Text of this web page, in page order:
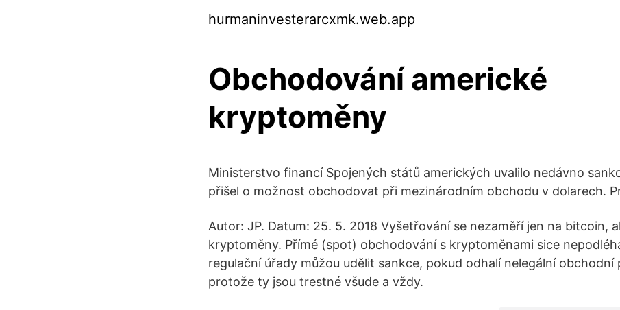
hurmaninvesterarcxmk.web.app
Obchodování americké
kryptoměny
Ministerstvo financí Spojených států amerických uvalilo nedávno
přišel o možnost obchodovat při mezinárodním obchodu v dolarech.
Autor: JP. Datum: 25. 5. 2018 Vyšetřování se nezaměří jen na bitcoin,
kryptoměny. Přímé (spot) obchodování s kryptoměnami sice
regulační úřady můžou udělit sankce, pokud odhalí nelegální obchodní
protože ty jsou trestné všude a vždy.